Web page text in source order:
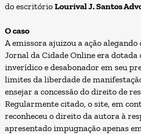
do escritórioLourival J. Santos
O caso
A emissora ajuizou a ação alegando
Jornal da Cidade Online era dotada
inverídico e desabonador em seu
limites da liberdade de
ensejar a concessão do direito de
Regularmente citado, o site, em
reconheceu o direito da autora à
apresentado impugnação apenas